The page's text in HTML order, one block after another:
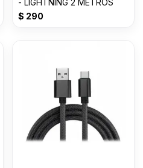
- LIGHTNING 2 METROS
$ 290